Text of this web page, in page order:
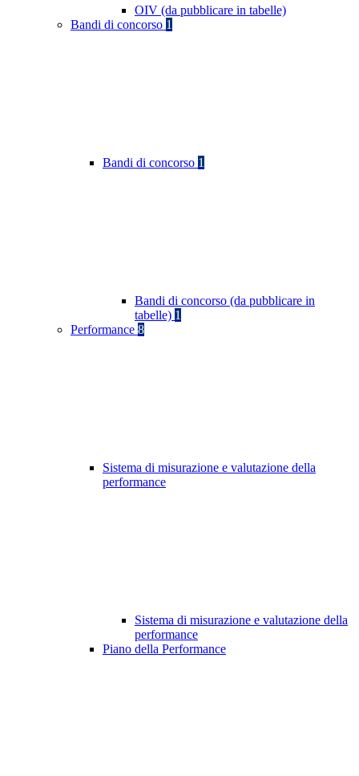
OIV (da pubblicare in tabelle)
Bandi di concorso 1
Bandi di concorso 1
Bandi di concorso (da pubblicare in
tabelle) 1
Performance 8
Sistema di misurazione e valutazione della
performance
Sistema di misurazione e valutazione della
performance
Piano della Performance